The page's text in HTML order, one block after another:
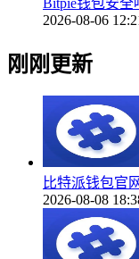
Bitpie钱包安
2026-08-06
刚刚更新
比特派钱包官
2026-08-08